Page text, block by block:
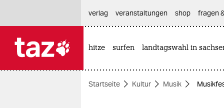
themen
verlag
veranstaltungen shop fragen
hitze surfen landtagswahl in
Startseite Kultur Musik